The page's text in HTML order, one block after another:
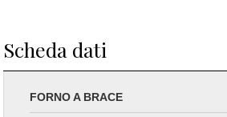
Scheda dati
FORNO A BRACE